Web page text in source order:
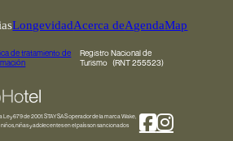
LongevidadAcerca deAgendaMap
de tratamiento de
Registro Nacional de
Turismo (RNT 255523)
Ley 679 de 2001. STAY SAS operador de la marca Wake,
niñas y adolecentes en el país son sancionados